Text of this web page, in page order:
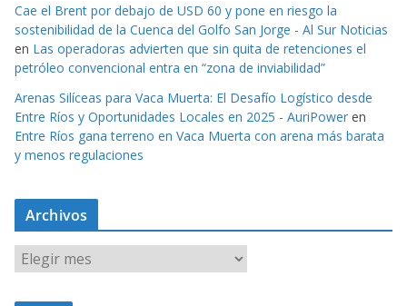
Cae el Brent por debajo de USD 60 y pone en riesgo la
sostenibilidad de la Cuenca del Golfo San Jorge - Al Sur Noticias
en Las operadoras advierten que sin quita de retenciones el
petróleo convencional entra en “zona de inviabilidad”
Arenas Silíceas para Vaca Muerta: El Desafío Logístico desde
Entre Ríos y Oportunidades Locales en 2025 - AuriPower en
Entre Ríos gana terreno en Vaca Muerta con arena más barata
y menos regulaciones
Archivos
r
c